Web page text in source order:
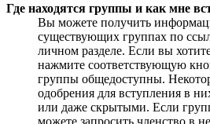
Где находятся группы и как мне
Вы можете получить
существующих группах по
личном разделе. Если вы
нажмите соответствующую
группы общедоступны.
одобрения для вступления в
или даже скрытыми. Если
можете запросить членство в